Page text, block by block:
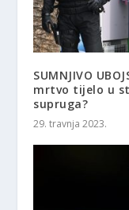
SUMNJIVO
mrtvo tijelo u
supruga?
29. travnja 2023.